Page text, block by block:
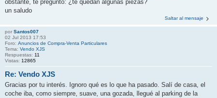
obstante, te pregunto: ¿te quedan algunas piezas?
un saludo
Saltar al mensaje
por Santos007
02 Jul 2013 17:53
Foro: Anuncios de Compra-Venta Particulares
Tema: Vendo XJS
Respuestas: 11
Vistas: 12865
Re: Vendo XJS
Gracias por tu interés. Ignoro qué es lo que ha pasado. Salí de casa, el
coche iba, como siempre, suave, una gozada, llegué al parking de la